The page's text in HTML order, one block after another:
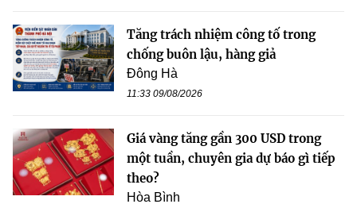
Tăng trách nhiệm công tố trong
chống buôn lậu, hàng giả
Đông Hà
11:33 09/08/2026
Giá vàng tăng gần 300 USD trong
một tuần, chuyên gia dự báo gì tiếp
theo?
Hòa Bình